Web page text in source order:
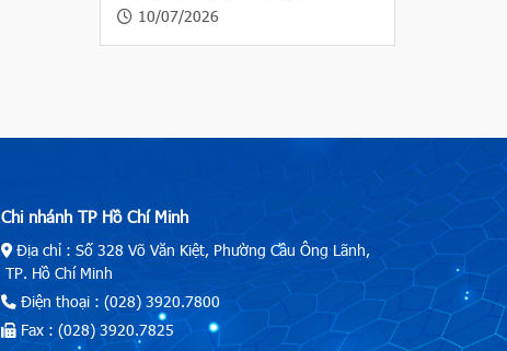
10/07/2026
Chi nhánh TP Hồ Chí Minh
Địa chỉ : Số 328 Võ Văn Kiệt, Phường Cầu Ông Lãnh,
TP. Hồ Chí Minh
Điện thoại : (028) 3920.7800
Fax : (028) 3920.7825